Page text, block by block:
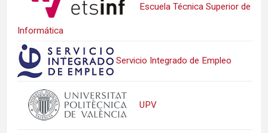
Escuela Técnica Superior de
Informática
Servicio Integrado de Empleo
UPV